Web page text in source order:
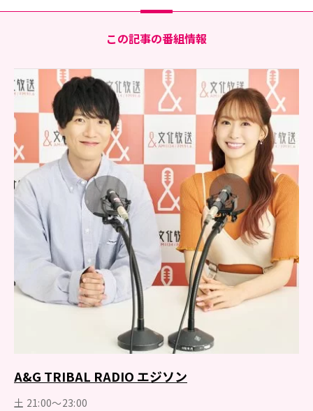
この記事の番組情報
A&G TRIBAL RADIO エジソン
土 21:00～23:00